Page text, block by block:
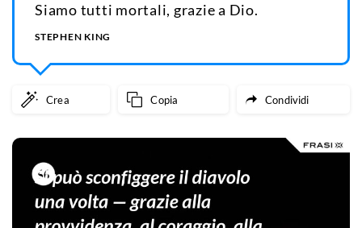
Siamo tutti mortali, grazie a Dio.
STEPHEN KING
Crea Copia Condividi